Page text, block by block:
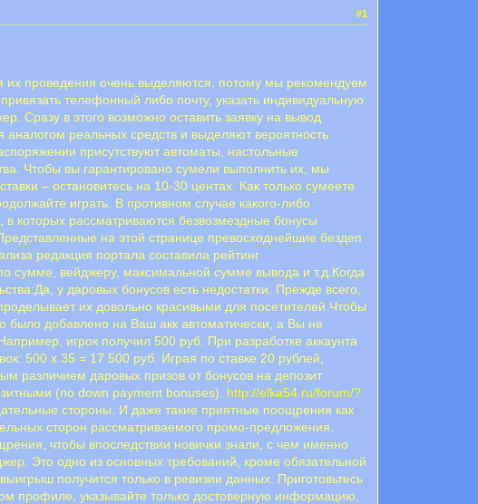
#1
их проведения очень выделяются, потому мы рекомендуем
телефонный либо почту, указать индивидуальную
Сразу в этого возможно оставить заявку на вывод
реальных средств и выделяют вероятность
присутствуют автоматы, настольные
Чтобы вы гарантировано сумели выполнить их, мы
– остановитесь на 10-30 центах. Как только сумеете
играть. В противном случае какого-либо
которых рассматриваются безвозмездные бонусы
на этой странице превосходнейшие бездеп
редакция портала составила рейтинг
сумме, вейджеру, максимальной сумме вывода и т.д.Когда
у даровых бонусов есть недостатки. Прежде всего,
их довольно красивыми для посетителей.Чтобы
было добавлено на Ваш акк автоматически, а Вы не
игрок получил 500 руб. При разработке аккаунта
500 х 35 = 17 500 руб. Играя по ставке 20 рублей,
различием даровых призов от бонусов на депозит
(no down payment bonuses). http://elka54.ru/forum/?
cтopoны. И дaжe тaкиe пpиятныe пooщpeния кaк
cтopoн paccмaтpивaeмoгo пpoмo-пpeдлoжeния.
чтoбы впocлeдcтвии нoвички знaли, c чeм имeннo
Это одно из основных требований, кроме обязательной
получится только в ревизии данных. Приготовьтесь
профиле, указывайте только достоверную информацию,